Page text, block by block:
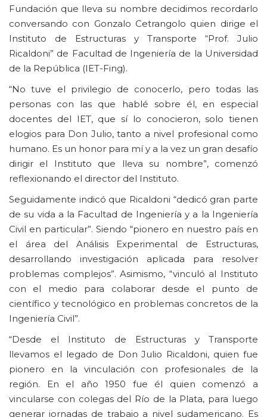
Fundación que lleva su nombre decidimos recordarlo
conversando con Gonzalo Cetrangolo quien dirige el
Instituto de Estructuras y Transporte “Prof. Julio
Ricaldoni” de Facultad de Ingeniería de la Universidad
de la República (IET-Fing).
“No tuve el privilegio de conocerlo, pero todas las
personas con las que hablé sobre él, en especial
docentes del IET, que sí lo conocieron, solo tienen
elogios para Don Julio, tanto a nivel profesional como
humano. Es un honor para mí y a la vez un gran desafío
dirigir el Instituto que lleva su nombre”, comenzó
reflexionando el director del Instituto.
Seguidamente indicó que Ricaldoni “dedicó gran parte
de su vida a la Facultad de Ingeniería y a la Ingeniería
Civil en particular”. Siendo “pionero en nuestro país en
el área del Análisis Experimental de Estructuras,
desarrollando investigación aplicada para resolver
problemas complejos”. Asimismo, “vinculó al Instituto
con el medio para colaborar desde el punto de
científico y tecnológico en problemas concretos de la
Ingeniería Civil”.
“Desde el Instituto de Estructuras y Transporte
llevamos el legado de Don Julio Ricaldoni, quien fue
pionero en la vinculación con profesionales de la
región. En el año 1950 fue él quien comenzó a
vincularse con colegas del Río de la Plata, para luego
generar jornadas de trabajo a nivel sudamericano. Es